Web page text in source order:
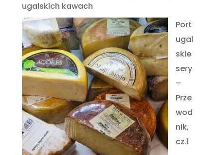
ugalskich kawach
Port
ugal
skie
sery
–
Prze
wod
nik,
cz.1